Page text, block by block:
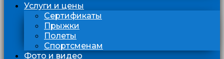
Услуги и цены
Сертификаты
Прыжки
Полеты
Спортсменам
Фото и видео